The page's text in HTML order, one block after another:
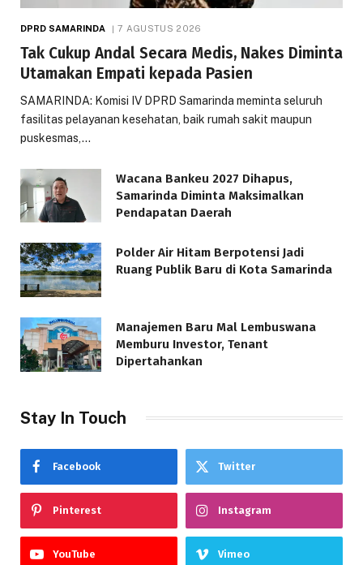
DPRD SAMARINDA 7 AGUSTUS 2026
Tak Cukup Andal Secara Medis, Nakes Diminta
Utamakan Empati kepada Pasien
SAMARINDA: Komisi IV DPRD Samarinda meminta seluruh
fasilitas pelayanan kesehatan, baik rumah sakit maupun
puskesmas,…
Wacana Bankeu 2027 Dihapus,
Samarinda Diminta Maksimalkan
Pendapatan Daerah
Polder Air Hitam Berpotensi Jadi
Ruang Publik Baru di Kota Samarinda
Manajemen Baru Mal Lembuswana
Memburu Investor, Tenant
Dipertahankan
Stay In Touch
Facebook Twitter
Pinterest Instagram
YouTube Vimeo